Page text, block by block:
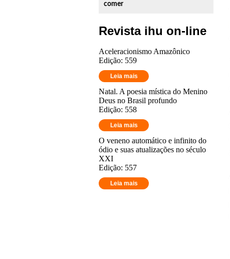
comer
Revista ihu on-line
Aceleracionismo Amazônico
Edição: 559
Leia mais
Natal. A poesia mística do Menino
Deus no Brasil profundo
Edição: 558
Leia mais
O veneno automático e infinito do
ódio e suas atualizações no século
XXI
Edição: 557
Leia mais